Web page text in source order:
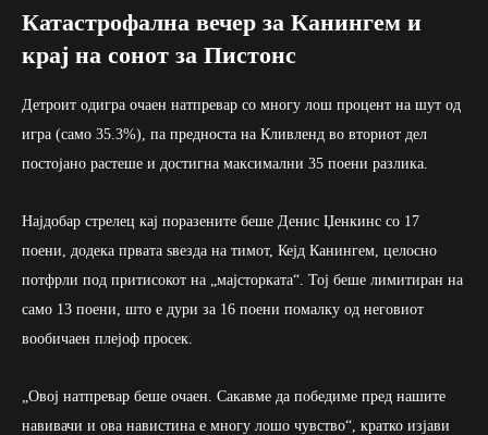
Катастрофална вечер за Канингем и
крај на сонот за Пистонс
Детроит одигра очаен натпревар со многу лош процент на шут од
игра (само 35.3%), па предноста на Кливленд во вториот дел
постојано растеше и достигна максимални 35 поени разлика.
Најдобар стрелец кај поразените беше Денис Џенкинс со 17
поени, додека првата ѕвезда на тимот, Кејд Канингем, целосно
потфрли под притисокот на „мајсторката“. Тој беше лимитиран на
само 13 поени, што е дури за 16 поени помалку од неговиот
вообичаен плејоф просек.
„Овој натпревар беше очаен. Сакавме да победиме пред нашите
навивачи и ова навистина е многу лошо чувство“, кратко изјави